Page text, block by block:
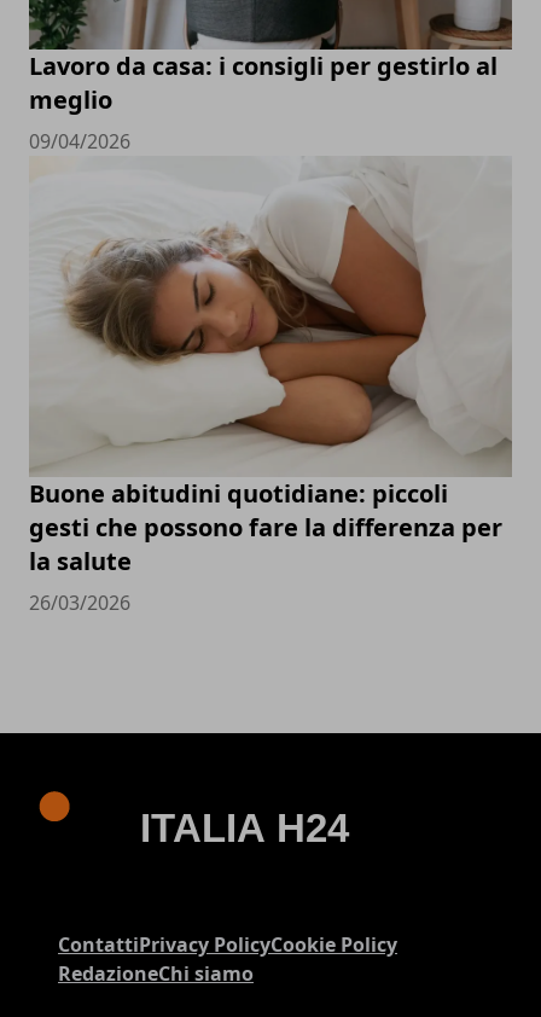
Lavoro da casa: i consigli per gestirlo al
meglio
09/04/2026
Buone abitudini quotidiane: piccoli
gesti che possono fare la differenza per
la salute
26/03/2026
ContattiPrivacy PolicyCookie Policy
RedazioneChi siamo